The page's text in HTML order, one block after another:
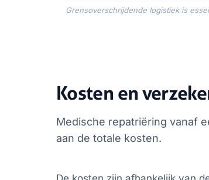
Grensoverschrijdende logistiek is
Kosten en
Medische repatriëring vanaf
aan de totale kosten.